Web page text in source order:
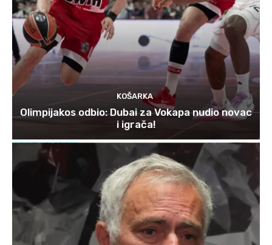
KOŠARKA
Olimpijakos odbio: Dubai za Vokapa nudio novac
i igrača!